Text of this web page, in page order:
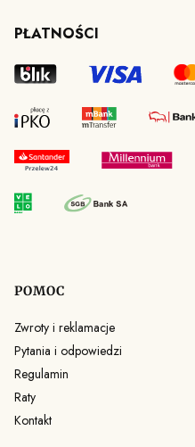
PŁATNOŚCI
Linki w stopce
POMOC
Zwroty i reklamacje
Pytania i odpowiedzi
Regulamin
Raty
Kontakt